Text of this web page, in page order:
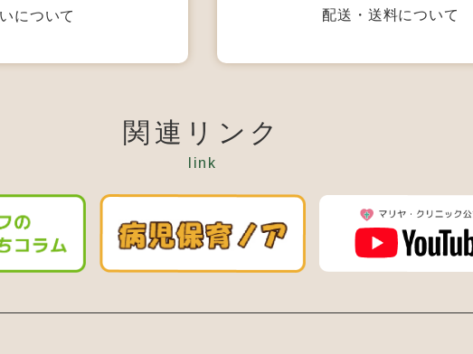
について 配送・送料について
関連リンク
link